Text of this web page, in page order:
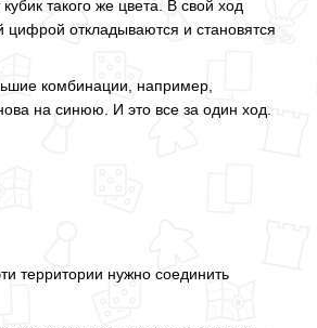
такого же цвета. В свой ход
цифрой откладываются и становятся
комбинации, например,
на синюю. И это все за один ход.
территории нужно соединить